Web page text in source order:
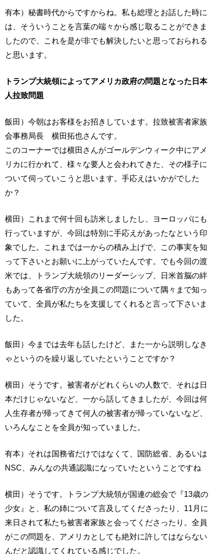
有本）秘書時代からですからね。私も総理とお話した時に
は、そういうことを言葉の端々から感じ取ることができま
したので、これを是が非でも解決したいと思っておられる
と思います。
トランプ大統領によってアメリカ政府の問題となった日本
人拉致問題
飯田）今朝はお客様をお招きしています。拉致被害者家族
会事務局長 横田拓也さんです。
このコーナーでは横田さんがゴールデンウィーク中にアメ
リカに行かれて、様々な要人と会われてきた、その様子に
ついて伺っていこうと思います。手応えはいかがでした
か？
横田）これまで何十回も訪米しましたし、ヨーロッパにも
行っていますが、今回は特別に手応えがあったなという印
象でした。これまでは一からの積み上げで、この事実を知
って下さいとお願いに上がっていたんです。でも今回の渡
米では、トランプ大統領のリーダーシップ、日米首脳の絆
もあって各省庁の方が全員この問題について隅々まで知っ
ていて、全員が私たちを支援してくれると言って下さいま
した。
飯田）今までは去年も話したけど、また一から説明しなき
ゃというのを繰り返していたということですか？
横田）そうです。被害者がどれくらいの人数で、それは日
本だけじゃないなど、一から話してきましたが、今回は何
人生存者が帰ってきて何人の被害者が帰っていないなど、
いろんなことを全員が知っていました。
有本）それは国務省だけではなくて、国防総省、あるいは
NSC、みんなの共通認識になっていたということですね
横田）そうです。トランプ大統領が国連の総会で『13歳の
少女』と、私の姉について言及してくださったり、11月に
来日されて私たち被害者家族と会ってくださったり。全員
がこの問題を、アメリカとしても絶対に許してはならない
んだと認識してくれている感じでした。